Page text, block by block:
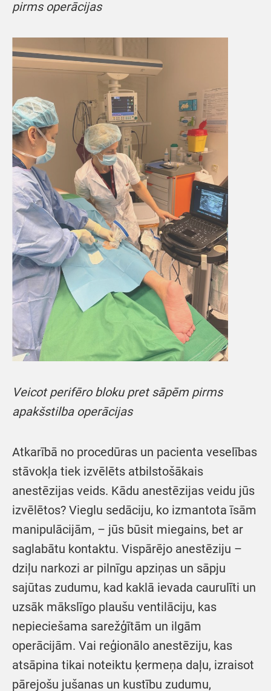
pirms operācijas
Veicot perifēro bloku pret sāpēm pirms
apakšstilba operācijas
Atkarībā no procedūras un pacienta veselības
stāvokļa tiek izvēlēts atbilstošākais
anestēzijas veids. Kādu anestēzijas veidu jūs
izvēlētos? Vieglu sedāciju, ko izmantota īsām
manipulācijām, – jūs būsit miegains, bet ar
saglabātu kontaktu. Vispārējo anestēziju –
dziļu narkozi ar pilnīgu apziņas un sāpju
sajūtas zudumu, kad kaklā ievada caurulīti un
uzsāk mākslīgo plaušu ventilāciju, kas
nepieciešama sarežģītām un ilgām
operācijām. Vai reģionālo anestēziju, kas
atsāpina tikai noteiktu ķermeņa daļu, izraisot
pārejošu jušanas un kustību zudumu,